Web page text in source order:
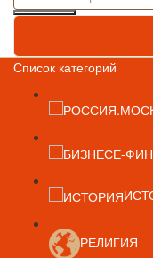
Список категорий
РЕЛИГИЯ